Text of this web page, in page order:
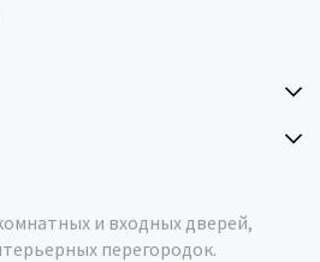
и входных дверей,
перегородок.